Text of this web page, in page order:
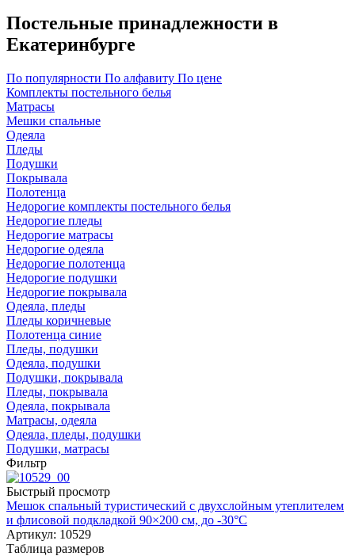
Постельные принадлежности в
Екатеринбурге
По популярности По алфавиту По цене
Комплекты постельного белья
Матрасы
Мешки спальные
Одеяла
Пледы
Подушки
Покрывала
Полотенца
Недорогие комплекты постельного белья
Недорогие пледы
Недорогие матрасы
Недорогие одеяла
Недорогие полотенца
Недорогие подушки
Недорогие покрывала
Одеяла, пледы
Пледы коричневые
Полотенца синие
Пледы, подушки
Одеяла, подушки
Подушки, покрывала
Пледы, покрывала
Одеяла, покрывала
Матрасы, одеяла
Одеяла, пледы, подушки
Подушки, матрасы
Фильтр
Быстрый просмотр
Мешок спальный туристический с двухслойным утеплителем
и флисовой подкладкой 90×200 см, до -30°С
Артикул: 10529
Таблица размеров